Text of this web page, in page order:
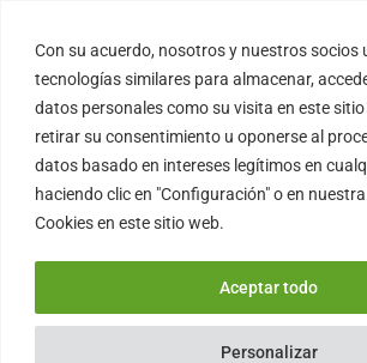
Con su acuerdo, nosotros y nuestros socios
tecnologías similares para almacenar,
datos personales como su visita en este
retirar su consentimiento u oponerse al
datos basado en intereses legítimos en
haciendo clic en "Configuración" o en
Cookies en este sitio web.
Personalizar
Aceptar todo
contenido
08004 – Barcelona
Cataluña – España
info@fortinux.com
0034 – 644 79 25 79
Lun – Vie 9:00 AM a